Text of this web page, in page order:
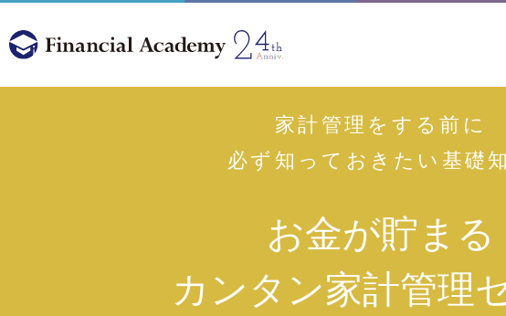
お金が貯まる
カンタン家計管理
家計管理をする前に
必ず知っておきたい基礎